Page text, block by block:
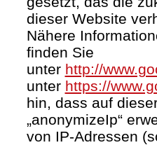
dieser Website
Nähere
finden Sie
unter http://
unter https://
hin, dass auf
„anonymizeIp“
von IP-Adressen